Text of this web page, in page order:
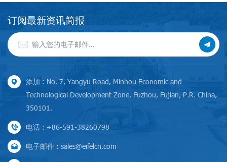
订阅最新资讯简报
添加 : No. 7, Yangyu Road, Minhou Economic and
Technological Development Zone, Fuzhou, Fujian, P.R. China,
350101.
电话 : +86-591-38260798
电子邮件 : sales@eifelcn.com